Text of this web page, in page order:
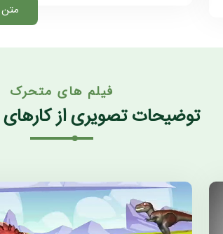
فیلم های متحرک
توضیحات تصویری از